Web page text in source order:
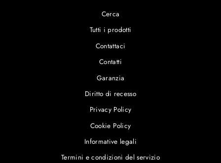
Cerca
Tutti i prodotti
Contattaci
Contatti
Garanzia
Diritto di recesso
Privacy Policy
Cookie Policy
Informative legali
Termini e condizioni del servizio